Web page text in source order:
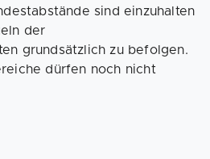
sind einzuhalten
der
grundsätzlich zu befolgen.
dürfen noch nicht